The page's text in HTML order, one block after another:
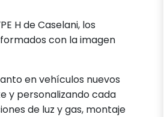
H de Caselani, los
con la imagen
en vehículos nuevos
y personalizando cada
de luz y gas, montaje